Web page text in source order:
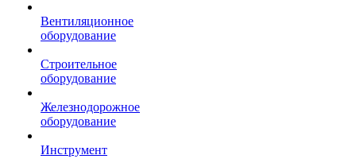
Вентиляционное
оборудование
Строительное
оборудование
Железнодорожное
оборудование
Инструмент